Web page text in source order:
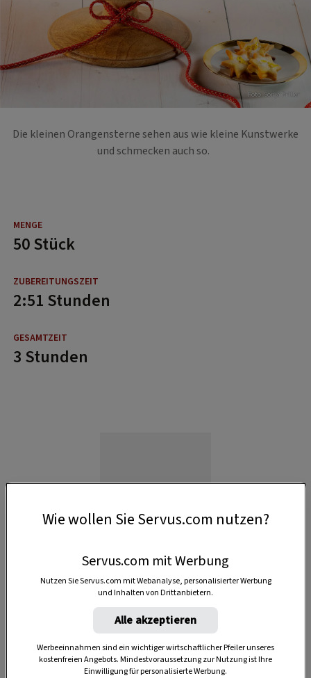
Foto: Sonja Priller
Die kleinen Orangensterne sehen aus wie kleine Kunstwerke
und schmecken auch so.
50 Stück
2:51 Stunden
3 Stunden
Wie wollen Sie Servus.com nutzen?
Servus.com mit Werbung
Nutzen Sie Servus.com mit Webanalyse, personalisierter Werbung
und Inhalten von Drittanbietern.
Alle akzeptieren
Werbeeinnahmen sind ein wichtiger wirtschaftlicher Pfeiler unseres
kostenfreien Angebots. Mindestvoraussetzung zur Nutzung ist Ihre
Einwilligung für personalisierte Werbung.